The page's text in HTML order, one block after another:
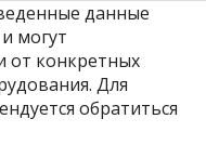
данные
могут
от конкретных
Для
обратиться